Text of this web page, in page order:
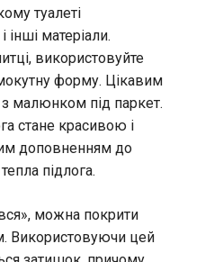
туалеті
інші матеріали.
використовуйте
форму. Цікавим
малюнком під паркет.
стане красивою і
доповненням до
підлога.
можна покрити
Використовуючи цей